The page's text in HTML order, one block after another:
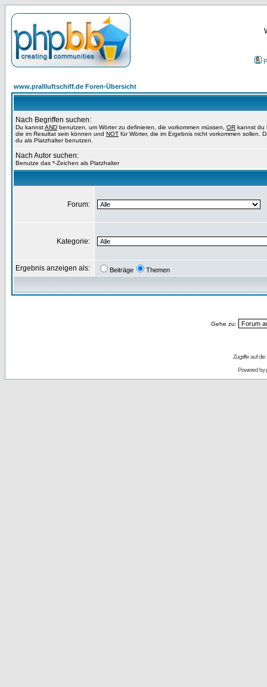
www.prallluftschiff.de Foren-Übersicht
Nach Begriffen suchen:
Du kannstAND benutzen, um Wörter zu definieren, die vorkommen müssen, OR kannst du
die im Resultat sein können und NOT für Wörter, die im Ergebnis nicht vorkommen sollen.
du als Platzhalter benutzen.
Nach Autor suchen:
Benutze das *-Zeichen als Platzhalter
Forum:
Kategorie:
Ergebnis anzeigen als: Beiträge Themen
Gehe zu:
Zugriffe auf
Powered by